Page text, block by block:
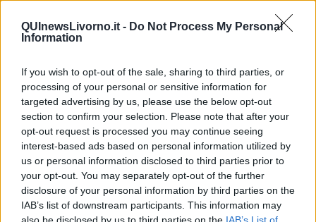
QUInewsLivorno.it - Do Not Process My Personal
Information
If you wish to opt-out of the sale, sharing to third parties, or
processing of your personal or sensitive information for
targeted advertising by us, please use the below opt-out
section to confirm your selection. Please note that after your
opt-out request is processed you may continue seeing
interest-based ads based on personal information utilized by
us or personal information disclosed to third parties prior to
your opt-out. You may separately opt-out of the further
disclosure of your personal information by third parties on the
IAB’s list of downstream participants. This information may
also be disclosed by us to third parties on the IAB’s List of
​Pupazzi!
​Il Wild West di Trump
​La disinformazione climatica veicolata dai media
Senza una Retta Visione l’Uomo è un automa
​La propaganda bellica nostrana vs l’hasbarà dei sionisti
​La cleptocrazia e lo studio sociologico della propaganda di
guerra
​Uccidere per gioco: il cacciatore e chi vuole armarsi
​La Cop 30 di Belem giorno per giorno
La Cop 30, i crimini e i misfatti verso la vita sulla terra
Arrostire il pianeta: le grandi emissioni della carne e dei
latticini
​Cop 30, uragani e riconversione delle spese militari